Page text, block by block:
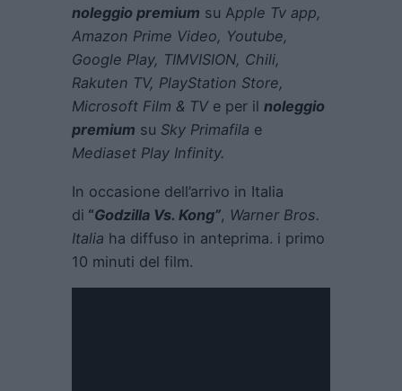
noleggio premium su Apple Tv app,
Amazon Prime Video, Youtube,
Google Play, TIMVISION, Chili,
Rakuten TV, PlayStation Store,
Microsoft Film & TV e per il noleggio
premium su Sky Primafila e
Mediaset Play Infinity.
In occasione dell’arrivo in Italia
di “Godzilla Vs. Kong”, Warner Bros.
Italia ha diffuso in anteprima. i primo
10 minuti del film.